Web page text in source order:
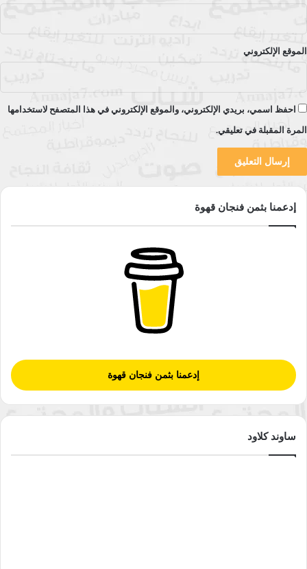
الموقع الإلكتروني
احفظ اسمي، بريدي الإلكتروني، والموقع الإلكتروني في هذا المتصفح لاستخدامها
المرة المقبلة في تعليقي.
إدعمنا بثمن فنجان قهوة
إدعمنا بثمن فنجان قهوة
ساوند كلاود